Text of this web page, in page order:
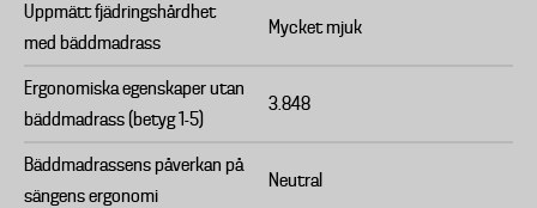
Uppmätt fjädringshårdhet
med bäddmadrass
Mycket mjuk
Ergonomiska egenskaper utan
bäddmadrass (betyg 1-5)
3.848
Bäddmadrassens påverkan på
sängens ergonomi
Neutral